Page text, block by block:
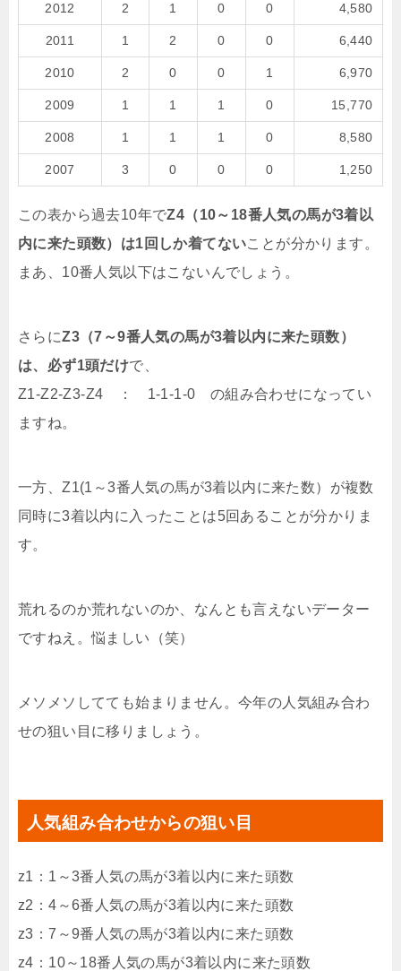
2012 2 1 0 0 4,580
2011 1 2 0 0 6,440
2010 2 0 0 1 6,970
2009 1 1 1 0 15,770
2008 1 1 1 0 8,580
2007 3 0 0 0 1,250
この表から過去10年でZ4（10～18番人気の馬が3着以
内に来た頭数）は1回しか着てないことが分かります。
まあ、10番人気以下はこないんでしょう。
さらにZ3（7～9番人気の馬が3着以内に来た頭数）
は、必ず1頭だけで、
Z1-Z2-Z3-Z4 ： 1-1-1-0 の組み合わせになってい
ますね。
一方、Z1(1～3番人気の馬が3着以内に来た数）が複数
同時に3着以内に入ったことは5回あることが分かりま
す。
荒れるのか荒れないのか、なんとも言えないデーター
ですねえ。悩ましい（笑）
メソメソしてても始まりません。今年の人気組み合わ
せの狙い目に移りましょう。
人気組み合わせからの狙い目
z1：1～3番人気の馬が3着以内に来た頭数
z2：4～6番人気の馬が3着以内に来た頭数
z3：7～9番人気の馬が3着以内に来た頭数
z4：10～18番人気の馬が3着以内に来た頭数